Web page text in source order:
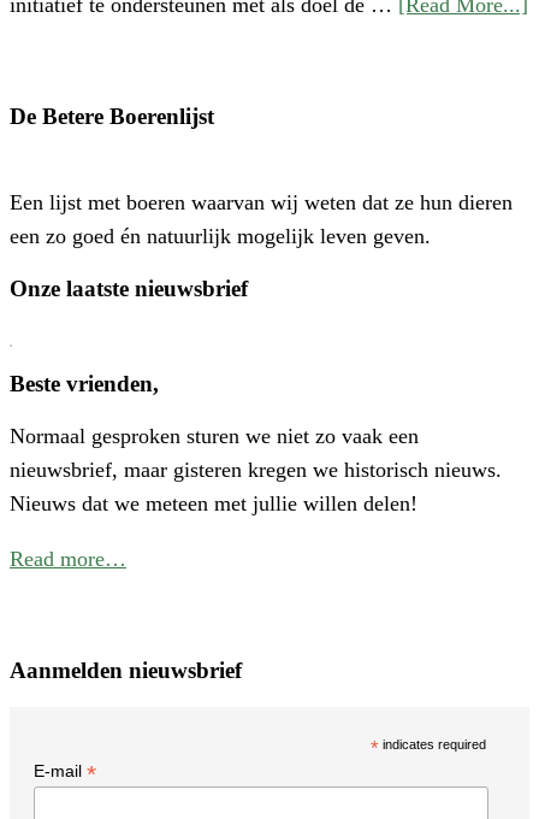
De Betere Boerenlijst
Een lijst met boeren waarvan wij weten dat ze hun dieren
een zo goed én natuurlijk mogelijk leven geven.
Onze laatste nieuwsbrief
Beste vrienden,
Normaal gesproken sturen we niet zo vaak een
nieuwsbrief, maar gisteren kregen we historisch nieuws.
Nieuws dat we meteen met jullie willen delen!
Read more…
Aanmelden nieuwsbrief
* indicates required
E-mail *